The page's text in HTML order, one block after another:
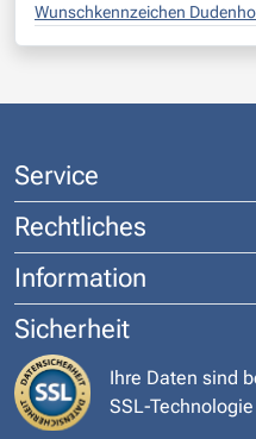
Wunschkennzeichen
Service
Rechtliches
Information
Sicherheit
Ihre Daten sind
SSL-